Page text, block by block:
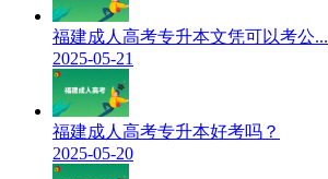
福建成人高考专升本文凭可以考公...
2025-05-21
福建成人高考专升本好考吗？
2025-05-20